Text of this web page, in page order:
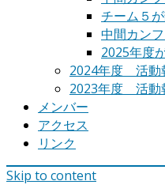
チーム５
中間カン
2025年度
2024年度 活動
2023年度 活動
メンバー
アクセス
リンク
Skip to content